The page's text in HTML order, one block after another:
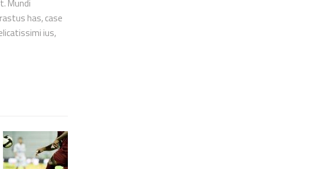
Mundi
has, case
ius,